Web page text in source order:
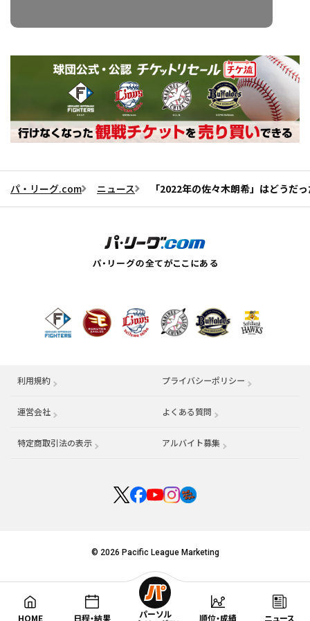
パ・リーグ.com ニュース 「2022年の佐々木朗希」はどうだ
利用規約 プライバシーポリシー
運営会社 （別ウィンドウで開く） よくある質問
特定商取引法の表示 アルバイト募集 （別ウィンドウで開く
© 2026 Pacific League Marketing
HOME 日程・結果
パーソル
順位・成績 ニュース